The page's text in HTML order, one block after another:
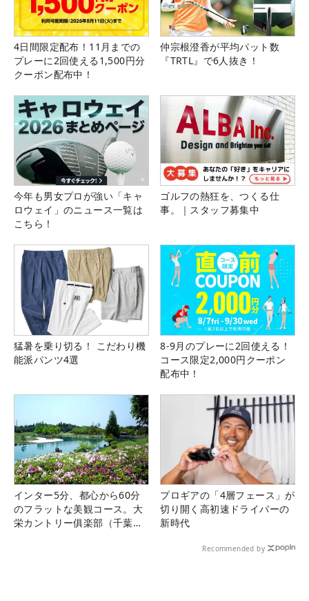
4日間限定配布！11月までの
プレーに2回使える1,500円分
クーポン配布中！
仲宗根澄香が平均パット数
『TRTL』で6人抜き！
今年も男女プロが強い「キャ
ロウェイ」のニュース一覧は
こちら！
ゴルフの熱狂を、つくる仕
事。｜スタッフ募集中
猛暑を乗り切る！ こだわり機
能派パンツ4選
8-9月のプレーに2回使える！
コース限定2,000円クーポン
配布中！
インター5分、都心から60分
のフラットな美観コース。大
栄カントリー俱楽部（千葉
プロギアの「4層フェース」が
切り開く高初速ドライバーの
新時代
Recommended by